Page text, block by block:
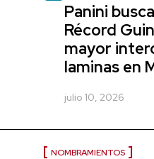
Panini
Récord
mayor
laminas en
julio 10, 2026
NOMBRAMIENTOS